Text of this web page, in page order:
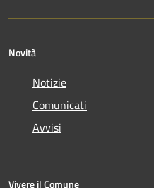
Novità
Notizie
Comunicati
Avvisi
Vivere il Comune